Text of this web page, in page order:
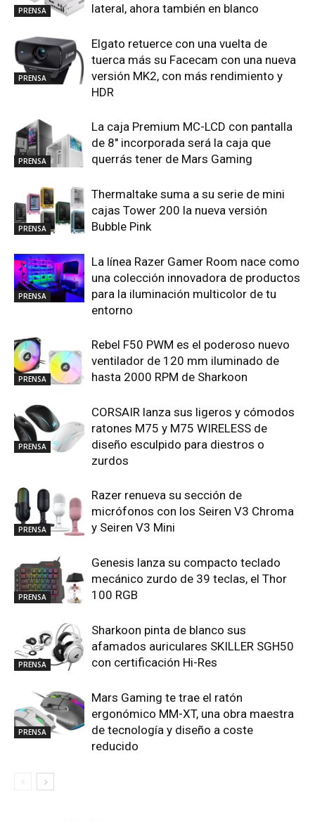
PRENSA
lateral, ahora también en blanco
PRENSA
Elgato retuerce con una vuelta de
tuerca más su Facecam con una nueva
versión MK2, con más rendimiento y
HDR
PRENSA
La caja Premium MC-LCD con pantalla
de 8″ incorporada será la caja que
querrás tener de Mars Gaming
PRENSA
Thermaltake suma a su serie de mini
cajas Tower 200 la nueva versión
Bubble Pink
PRENSA
La línea Razer Gamer Room nace como
una colección innovadora de productos
para la iluminación multicolor de tu
entorno
PRENSA
Rebel F50 PWM es el poderoso nuevo
ventilador de 120 mm iluminado de
hasta 2000 RPM de Sharkoon
PRENSA
CORSAIR lanza sus ligeros y cómodos
ratones M75 y M75 WIRELESS de
diseño esculpido para diestros o
zurdos
PRENSA
Razer renueva su sección de
micrófonos con los Seiren V3 Chroma
y Seiren V3 Mini
PRENSA
Genesis lanza su compacto teclado
mecánico zurdo de 39 teclas, el Thor
100 RGB
PRENSA
Sharkoon pinta de blanco sus
afamados auriculares SKILLER SGH50
con certificación Hi-Res
PRENSA
Mars Gaming te trae el ratón
ergonómico MM-XT, una obra maestra
de tecnología y diseño a coste
reducido